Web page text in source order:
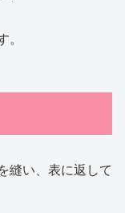
縫い、表に返して